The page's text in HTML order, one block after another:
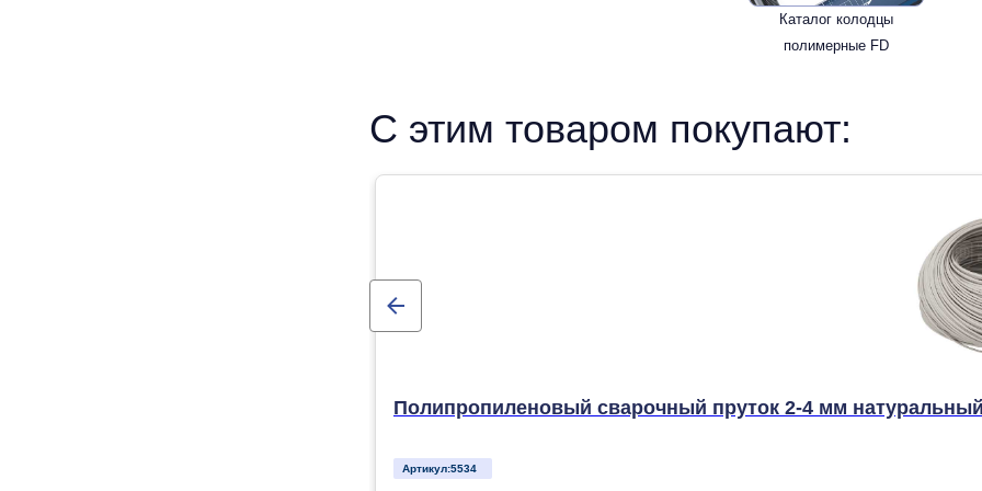
Каталог колодцы
полимерные FD
С этим товаром покупают:
Полипропиленовый сварочный пруток 2-4 мм
Артикул:5534